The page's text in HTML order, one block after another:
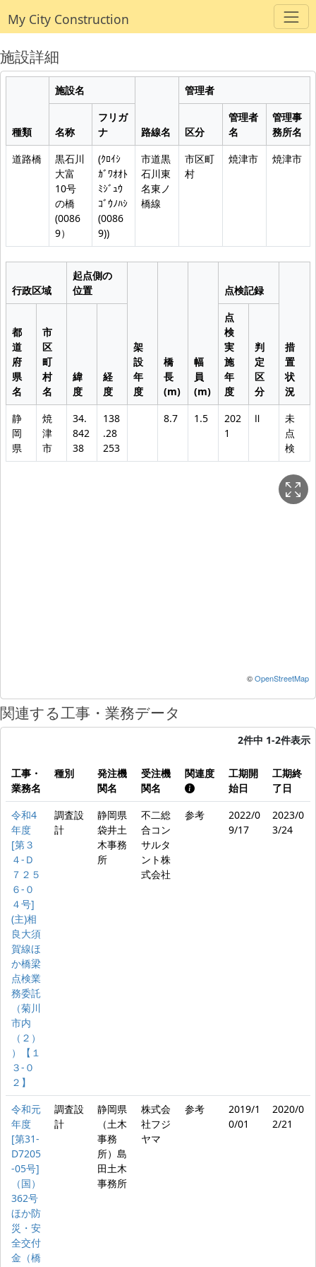
My City Construction
施設詳細
種類
施設名
路線名
管理者
名称
フリガ
ナ
区分
管理者
名
管理事
務所名
道路橋
黒石川
大富
10号
の橋
(0086
9）
(ｸﾛｲｼ
ｶﾞﾜｵｵﾄ
ﾐｼﾞｭｳ
ｺﾞｳﾉﾊｼ
(0086
9))
市道黒
石川東
名東ノ
橋線
市区町
村
焼津市 焼津市
行政区域
起点側の
位置
架
設
年
度
橋
長
(m)
幅
員
(m)
点検記録
措
置
状
況
都
道
府
県
名
市
区
町
村
名
緯
度
経
度
点
検
実
施
年
度
判
定
区
分
静
岡
県
焼
津
市
34.
842
38
138
.28
253
8.7 1.5
202
1
Ⅱ
未
点
検
©OpenStreetMap
関連する工事・業務データ
2件中 1-2件表示
工事・
業務名
種別
発注機
関名
受注機
関名
関連度
工期開
始日
工期終
了日
令和4
年度
[第３
４-Ｄ
７２５
６-０
４号]
(主)相
良大須
賀線ほ
か橋梁
点検業
務委託
（菊川
市内
（２）
）【１
３‐０
２】
調査設
計
静岡県
袋井土
木事務
所
不二総
合コン
サルタ
ント株
式会社
参考
2022/0
9/17
2023/0
3/24
令和元
年度
[第31-
D7205
-05号]
（国）
362号
ほか防
災・安
全交付
金（橋
調査設
計
静岡県
（土木
事務
所）島
田土木
事務所
株式会
社フジ
ヤマ
参考
2019/1
0/01
2020/0
2/21